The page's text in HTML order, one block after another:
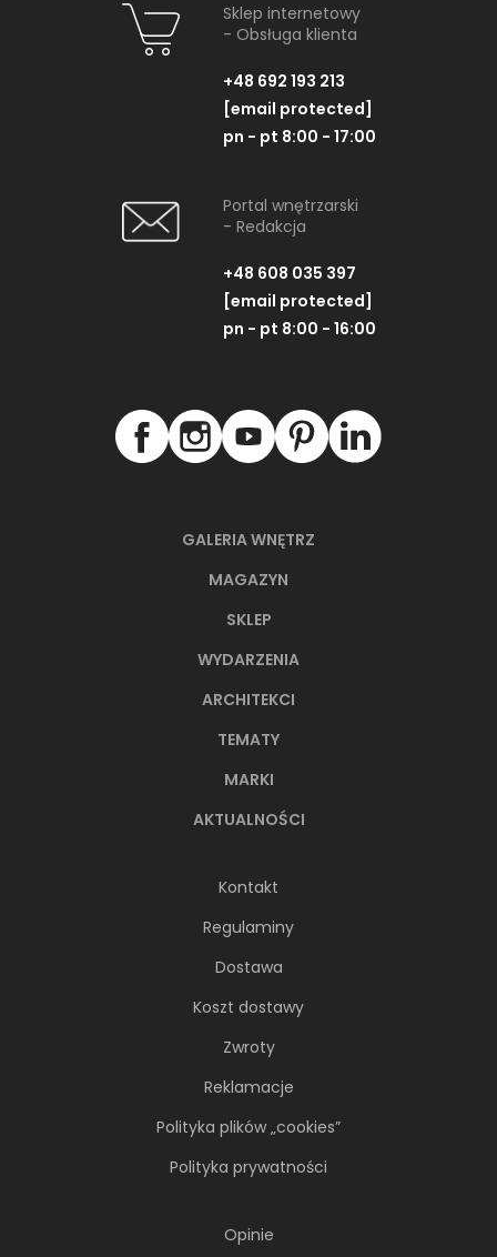
GALERIA WNĘTRZ
MAGAZYN
SKLEP
WYDARZENIA
ARCHITEKCI
TEMATY
MARKI
AKTUALNOŚCI
Kontakt
Regulaminy
Dostawa
Koszt dostawy
Zwroty
Reklamacje
Polityka plików „cookies”
Polityka prywatności
Opinie
Sklep internetowy
- Obsługa klienta
+48 692 193 213
[email protected]
pn - pt 8:00 - 17:00
Portal wnętrzarski
- Redakcja
+48 608 035 397
[email protected]
pn - pt 8:00 - 16:00